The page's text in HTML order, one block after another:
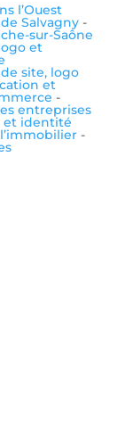
l’Ouest
Salvagny-
sur-Saône
et
site, logo
et
-
entreprises
et identité
-